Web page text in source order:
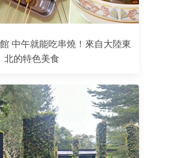
中午就能吃串燒！來自大陸東
北的特色美食